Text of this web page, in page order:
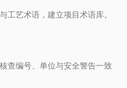
工艺术语，建立项目术语库。
查编号、单位与安全警告一致